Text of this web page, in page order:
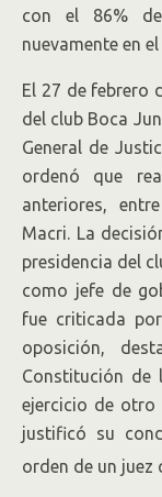
con el 86%
nuevamente en
El 27 de febrero
del club Boca
General de
ordenó que
anteriores,
Macri. La
presidencia del
como jefe de
fue criticada
oposición,
Constitución de
ejercicio de otro
justificó su
orden de un juez